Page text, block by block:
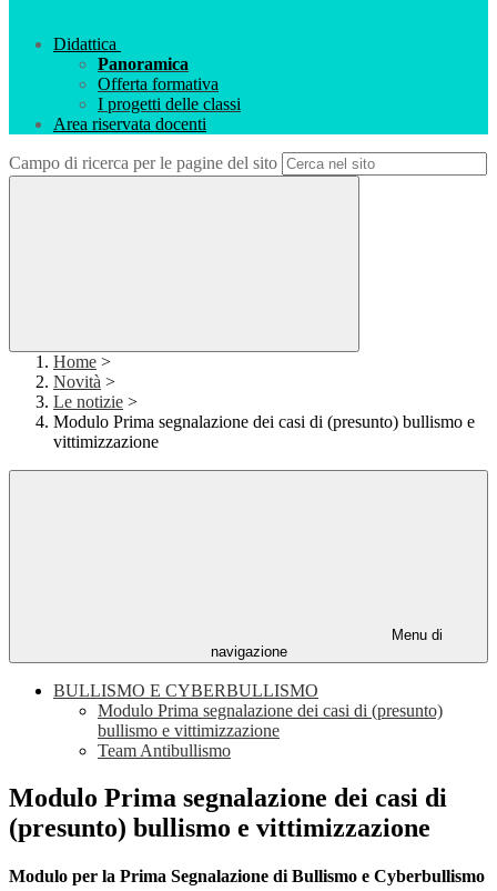
Didattica
Panoramica
Offerta formativa
I progetti delle classi
Area riservata docenti
Campo di ricerca per le pagine del sito
Home >
Novità >
Le notizie >
Modulo Prima segnalazione dei casi di (presunto) bullismo e
vittimizzazione
Menu di
navigazione
BULLISMO E CYBERBULLISMO
Modulo Prima segnalazione dei casi di (presunto)
bullismo e vittimizzazione
Team Antibullismo
Modulo Prima segnalazione dei casi di
(presunto) bullismo e vittimizzazione
Modulo per la Prima Segnalazione di Bullismo e Cyberbullismo